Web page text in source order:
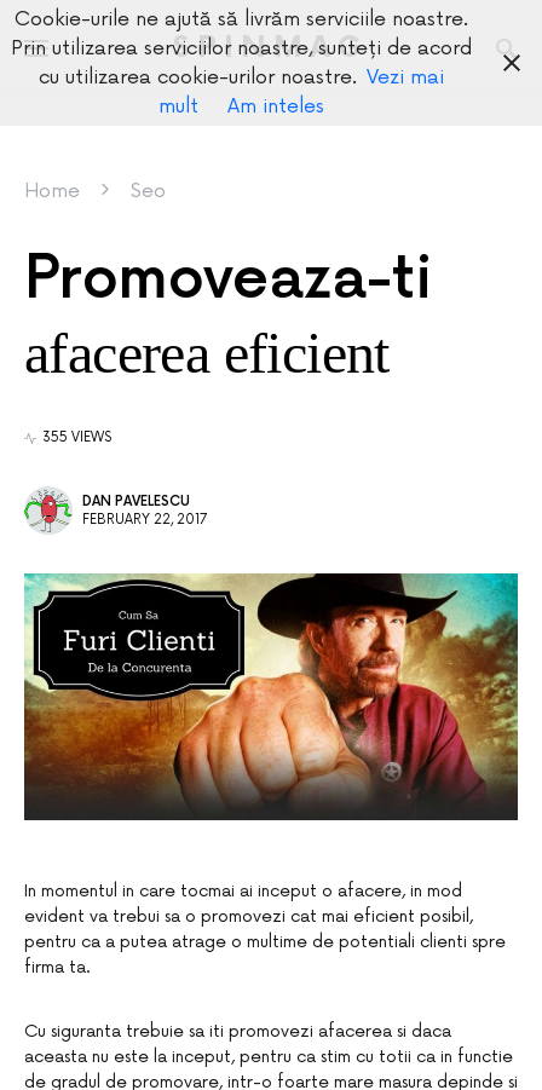
SPINMAG
Home Seo
Promoveaza-ti
afacerea eficient
355 VIEWS
DAN PAVELESCU
FEBRUARY 22, 2017
In momentul in care tocmai ai inceput o afacere, in mod
evident va trebui sa o promovezi cat mai eficient posibil,
pentru ca a putea atrage o multime de potentiali clienti spre
firma ta.
Cu siguranta trebuie sa iti promovezi afacerea si daca
aceasta nu este la inceput, pentru ca stim cu totii ca in functie
de gradul de promovare, intr-o foarte mare masura depinde si
Cookie-urile ne ajută să livrăm serviciile noastre.
Prin utilizarea serviciilor noastre, sunteți de acord
cu utilizarea cookie-urilor noastre. Vezi mai
mult
Am inteles